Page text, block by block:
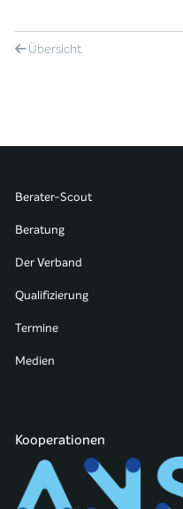
Übersicht
Berater-Scout
Beratung
Der Verband
Qualifizierung
Termine
Medien
Kooperationen